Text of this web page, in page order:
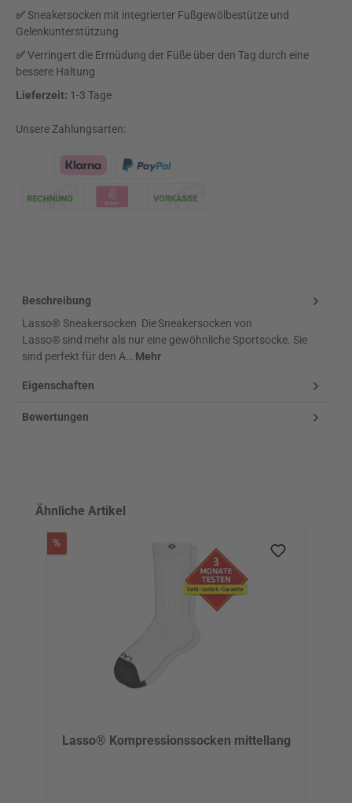
✅ Sneakersocken mit integrierter Fußgewölbestütze und
Gelenkunterstützung
✅Verringert die Ermüdung der Füße über den Tag durch eine
bessere Haltung
Lieferzeit: 1-3 Tage
Unsere Zahlungsarten:
Beschreibung
Lasso® Sneakersocken Die Sneakersocken von
Lasso® sind mehr als nur eine gewöhnliche Sportsocke. Sie
sind perfekt für den A… Mehr
Eigenschaften
Bewertungen
Produktgalerie überspringen
Ähnliche Artikel
%Rabatt
Lasso® Kompressionssocken mittellang